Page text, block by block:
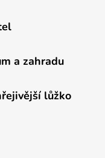
a zahradu
lůžko